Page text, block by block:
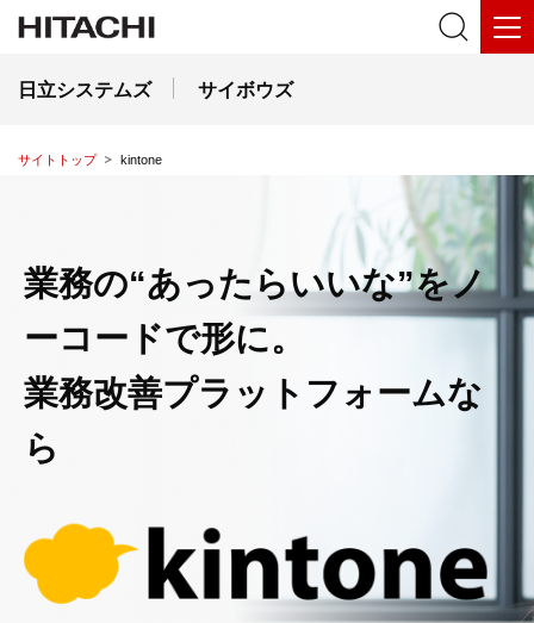
日立システムズ サイボウズ
サイトトップ kintone
業務の“あったらいいな”をノ
ーコードで形に。
業務改善プラットフォームな
ら